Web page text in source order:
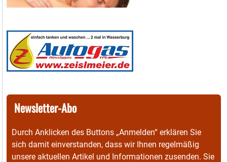
Newsletter-Abo
Durch Anklicken des Buttons „Anmelden“ erklären Sie
sich damit einverstanden, dass wir Ihnen regelmäßig
unsere aktuellen Artikel und Informationen zusenden. Sie